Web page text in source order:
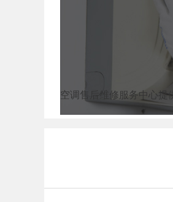
空调售后维修服务中心提